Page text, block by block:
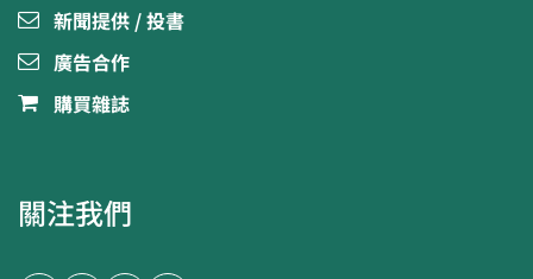
新聞提供 / 投書
廣告合作
購買雜誌
關注我們